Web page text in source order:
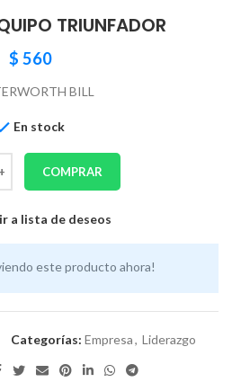
TRIUNFADOR
$ 560
BILL
En stock
COMPRAR
a lista de deseos
este producto ahora!
Categorías: Empresa, Liderazgo